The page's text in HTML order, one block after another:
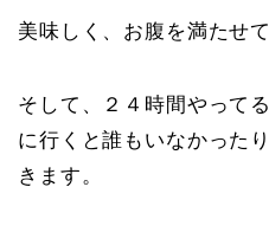
美味しく、お腹を満たせ
そして、２４時間やって
に行くと誰もいなかった
きます。